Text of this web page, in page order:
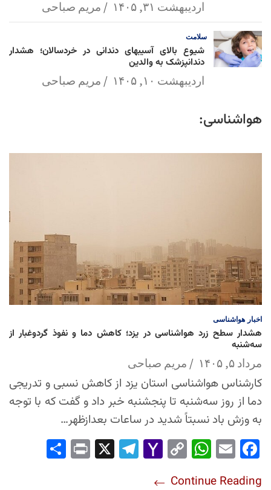
اردیبهشت ۳۱, ۱۴۰۵ مریم صباحی
سلامت
شیوع بالای آسیبهای دندانی در خردسالان؛ هشدار
دندانپزشک به والدین
اردیبهشت ۱۰, ۱۴۰۵ مریم صباحی
هواشناسی:
اخبار هواشناسی
هشدار سطح زرد هواشناسی در یزد؛ کاهش دما و نفوذ گردوغبار از
سه‌شنبه
مرداد ۵, ۱۴۰۵ مریم صباحی
کارشناس هواشناسی استان یزد از کاهش نسبی و تدریجی
دما از روز سه‌شنبه تا پنجشنبه خبر داد و گفت که با توجه
به وزش باد نسبتاً شدید در ساعات بعدازظهر…
Fac
Em
Wh
Co
Yah
Tel
Pri
Continue Reading